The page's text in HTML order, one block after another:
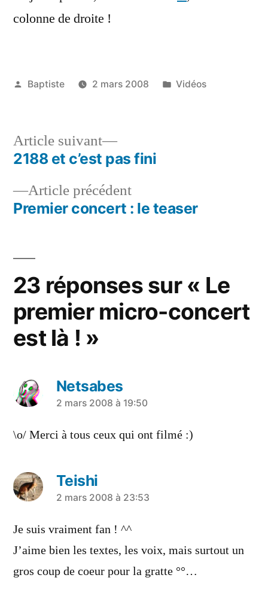
colonne de droite !
Publié
Baptiste 2 mars 2008
Publié
Vidéos
Navigation
deArticle précédentArticle
précédent :
Premier concert : le teaser
Article suivant
Article
suivant :
2188 et c’est pas fini
23 réponses sur « Le
premier micro-concert
est là ! »
Netsabes
a
dit :
2 mars 2008 à 19:50
\o/ Merci à tous ceux qui ont filmé :)
Teishi
a
dit :
2 mars 2008 à 23:53
Je suis vraiment fan ! ^^
J’aime bien les textes, les voix, mais surtout un
gros coup de coeur pour la gratte °°…